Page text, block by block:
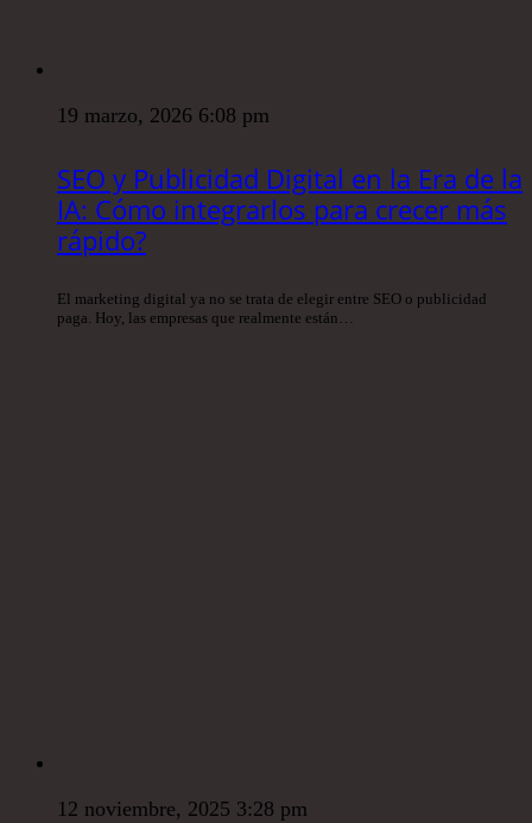
19 marzo, 2026 6:08 pm
SEO y Publicidad Digital en la Era de la
IA: Cómo integrarlos para crecer más
rápido?
El marketing digital ya no se trata de elegir entre SEO o publicidad
paga. Hoy, las empresas que realmente están…
12 noviembre, 2025 3:28 pm